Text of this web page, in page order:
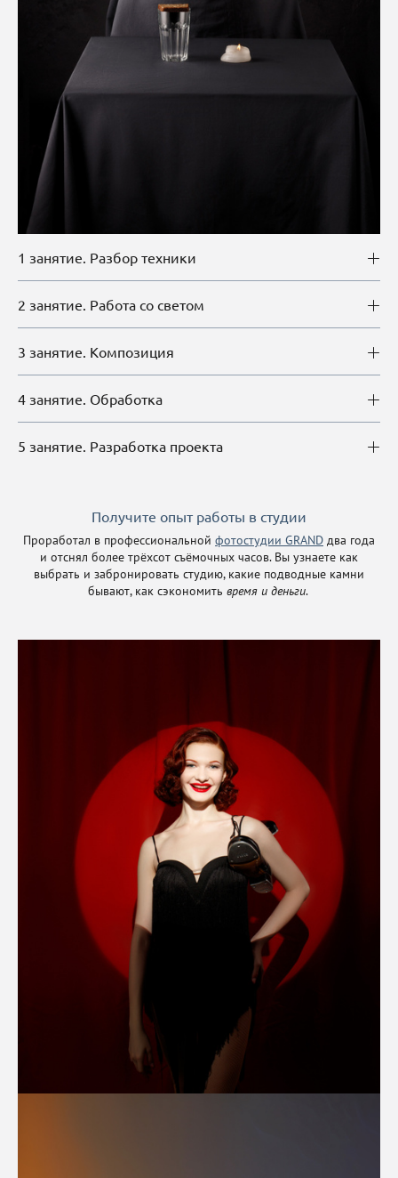
1 занятие. Разбор техники
2 занятие. Работа со светом
3 занятие. Композиция
4 занятие. Обработка
5 занятие. Разработка проекта
Получите опыт работы в студии
Проработал в профессиональной фотостудии GRAND два года
и отснял более трёхсот съёмочных часов. Вы узнаете как
выбрать и забронировать студию, какие подводные камни
бывают, как сэкономить время и деньги.